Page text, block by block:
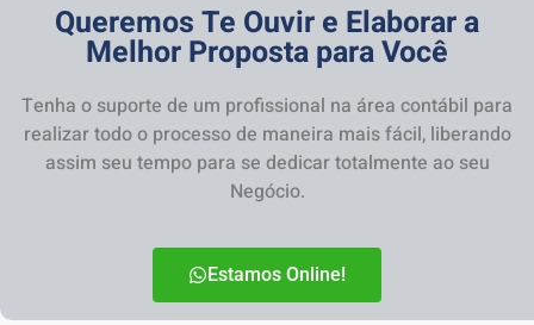
Queremos Te Ouvir e Elaborar a
Melhor Proposta para Você
Tenha o suporte de um profissional na área contábil para
realizar todo o processo de maneira mais fácil, liberando
assim seu tempo para se dedicar totalmente ao seu
Negócio.
Estamos Online!